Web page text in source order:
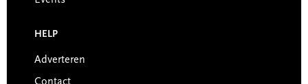
HELP
Adverteren
Contact